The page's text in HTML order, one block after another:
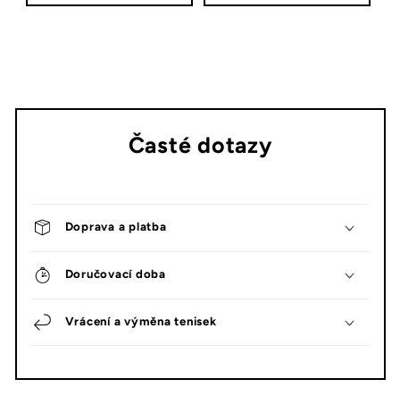
Časté dotazy
Doprava a platba
Doručovací doba
Vrácení a výměna tenisek